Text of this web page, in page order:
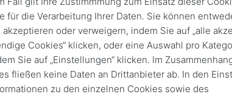
für die Verarbeitung Ihrer Daten. Sie können
oder verweigern, indem Sie auf „alle
Cookies“ klicken, oder eine Auswahl pro
Sie auf „Einstellungen“ klicken. Im
fließen keine Daten an Drittanbieter ab. In den
zu den einzelnen Cookies sowie des